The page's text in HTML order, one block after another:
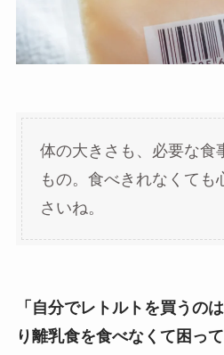
体の大きさも、必要な食
もの。食べきれなくても
さいね。
「自分でレトルトを買うの
り離乳食を食べなくて困って